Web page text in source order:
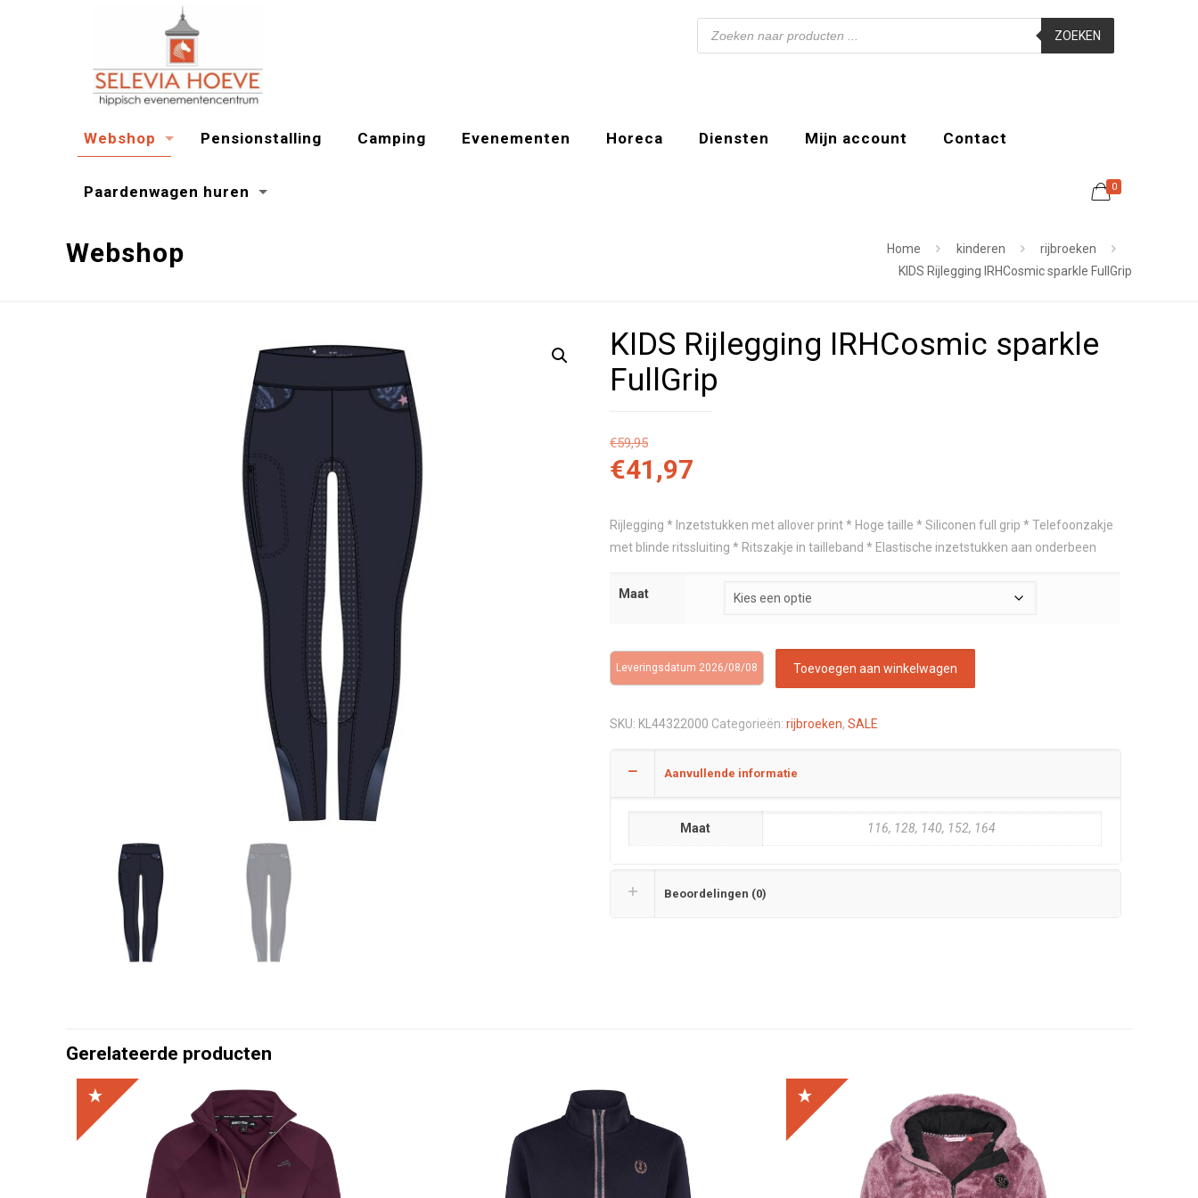
Webshop Pensionstalling Camping Evenementen Horeca Diensten Mijn account Contact
Paardenwagen huren
Producten
zoeken
ZOEKEN
0
Webshop Home kinderen
rijbroeken
KIDS Rijlegging IRHCosmic sparkle FullGrip
KIDS Rijlegging IRHCosmic sparkle
FullGrip
€59,95
€41,97
Rijlegging * Inzetstukken met allover print * Hoge taille * Siliconen full grip * Telefoonzakje
met blinde ritssluiting * Ritszakje in tailleband * Elastische inzetstukken aan onderbeen
Maat
Leveringsdatum 2026/08/08 Toevoegen aan winkelwagen
SKU: KL44322000 Categorieën: rijbroeken, SALE
Aanvullende informatie
Maat 116, 128, 140, 152, 164
Beoordelingen (0)
Gerelateerde producten